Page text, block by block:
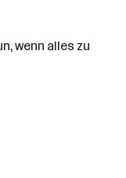
wenn alles zu